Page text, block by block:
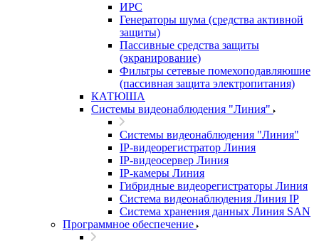
ИРС
Генераторы шума (средства активной
защиты)
Пассивные средства защиты
(экранирование)
Фильтры сетевые помехоподавляюшие
(пассивная защита электропитания)
КАТЮША
Системы видеонаблюдения "Линия"
Системы видеонаблюдения "Линия"
IP-видеорегистратор Линия
IP-видеосервер Линия
IP-камеры Линия
Гибридные видеорегистраторы Линия
Система видеонаблюдения Линия IP
Система хранения данных Линия SAN
Программное обеспечение